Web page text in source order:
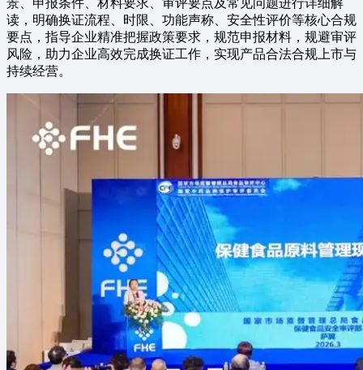
读，明确换证流程、时限、功能声称、安全性评价等核心合规
要点，指导企业精准把握政策要求，规范申报材料，规避审评
风险，助力企业高效完成换证工作，实现产品合法合规上市与
持续经营。